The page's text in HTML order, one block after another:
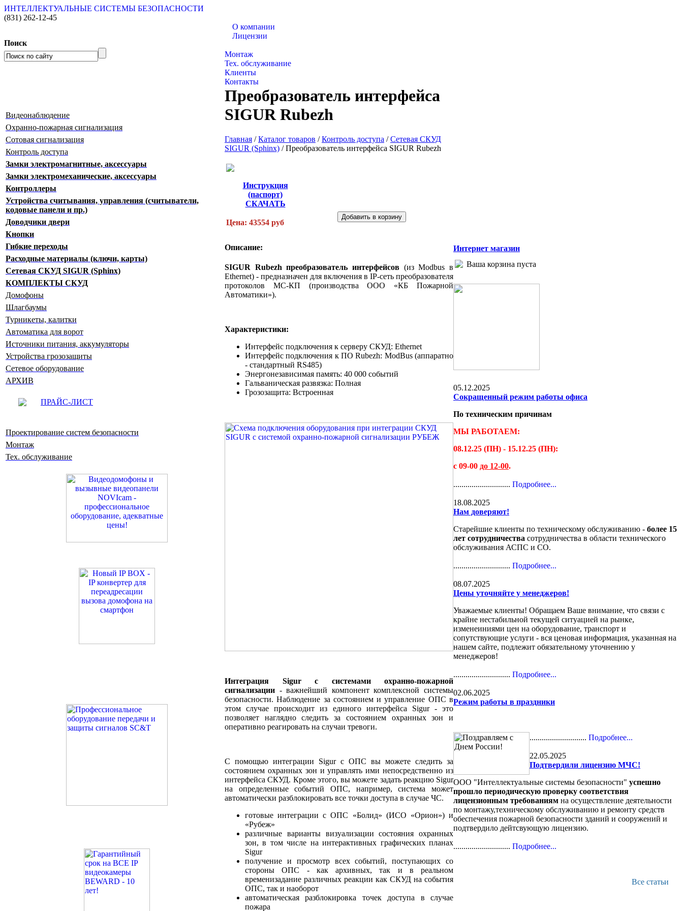
ИНТЕЛЛЕКТУАЛЬНЫЕ СИСТЕМЫ БЕЗОПАСНОСТИ
(831) 262-12-45
Поиск
О компании
Лицензии
Монтаж
Тех. обслуживание
Клиенты
Контакты
Видеонаблюдение
Охранно-пожарная сигнализация
Сотовая сигнализация
Контроль доступа
Замки электромагнитные, аксессуары
Замки электромеханические, аксессуары
Контроллеры
Устройства считывания, управления (считыватели,
кодовые панели и пр.)
Доводчики двери
Кнопки
Гибкие переходы
Расходные материалы (ключи, карты)
Сетевая СКУД SIGUR (Sphinx)
КОМПЛЕКТЫ СКУД
Домофоны
Шлагбаумы
Турникеты, калитки
Автоматика для ворот
Источники питания, аккумуляторы
Устройства грозозащиты
Сетевое оборудование
АРХИВ
ПРАЙС-ЛИСТ
Проектирование систем безопасности
Монтаж
Тех. обслуживание
Преобразователь интерфейса
SIGUR Rubezh
Главная /Каталог товаров /Контроль доступа /Сетевая СКУД
SIGUR (Sphinx) /Преобразователь интерфейса SIGUR Rubezh
Инструкция
(паспорт)
СКАЧАТЬ
Цена: 43554 руб
Описание:
SIGUR Rubezh преобразователь интерфейсов (из Modbus в
Ethernet) - предназначен для включения в IP-сеть преобразователя
протоколов МС-КП (производства ООО «КБ Пожарной
Автоматики»).
Характеристики:
Интерфейс подключения к серверу СКУД: Ethernet
Интерфейс подключения к ПО Rubezh: ModBus (аппаратно
- стандартный RS485)
Энергонезависимая память: 40 000 событий
Гальваническая развязка: Полная
Грозозащита: Встроенная
Интеграция Sigur с системами охранно-пожарной
сигнализации - важнейший компонент комплексной системы
безопасности. Наблюдение за состоянием и управление ОПС в
этом случае происходит из единого интерфейса Sigur - это
позволяет наглядно следить за состоянием охранных зон и
оперативно реагировать на случаи тревоги.
C помощью интеграции Sigur с ОПС вы можете следить за
состоянием охранных зон и управлять ими непосредственно из
интерфейса СКУД. Кроме этого, вы можете задать реакцию Sigur
на определенные событий ОПС, например, система может
автоматически разблокировать все точки доступа в случае ЧС.
готовые интеграции с ОПС «Болид» (ИСО «Орион») и
«Рубеж»
различные варианты визуализации состояния охранных
зон, в том числе на интерактивных графических планах
Sigur
получение и просмотр всех событий, поступающих со
стороны ОПС - как архивных, так и в реальном
временизадание различных реакции как СКУД на события
ОПС, так и наоборот
автоматическая разблокировка точек доступа в случае
пожара
Интернет магазин
Ваша корзина пуста
05.12.2025
Сокращенный режим работы офиса
По техническим причинам
МЫ РАБОТАЕМ:
08.12.25 (ПН) - 15.12.25 (ПН):
с 09-00 до 12-00.
............................ Подробнее...
18.08.2025
Нам доверяют!
Старейшие клиенты по техническому обслуживанию - более 15
лет сотрудничества сотрудничества в области технического
обслуживания АСПС и СО.
............................ Подробнее...
08.07.2025
Цены уточняйте у менеджеров!
Уважаемые клиенты! Обращаем Ваше внимание, что связи с
крайне нестабильной текущей ситуацией на рынке,
изменеиниями цен на оборудование, транспорт и
сопутствующие услуги - вся ценовая информация, указанная на
нашем сайте, подлежит обязательному уточнению у
менеджеров!
............................ Подробнее...
02.06.2025
Режим работы в праздники
............................ Подробнее...
22.05.2025
Подтвердили лицензию МЧС!
ООО "Интеллектуальные системы безопасности" успешно
прошло периодическую проверку соответствия
лицензионным требованиям на осуществление деятельности
по монтажу,техническому обслуживанию и ремонту средств
обеспечения пожарной безопасности зданий и сооружений и
подтвердило дейтсвующую лицензию.
............................ Подробнее...
Все статьи